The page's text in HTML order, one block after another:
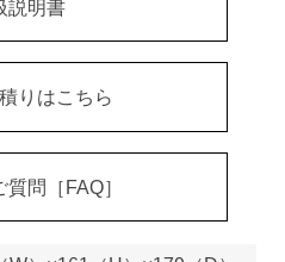
説明書
りはこちら
問［FAQ］